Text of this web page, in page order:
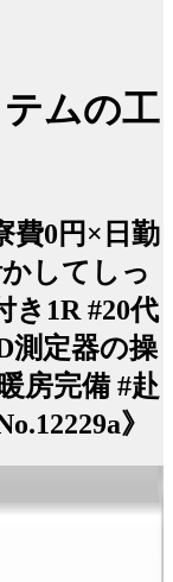
ムの工
費0円×日勤
してしっ
き1R #20代
測定器の操
房完備 #赴
》